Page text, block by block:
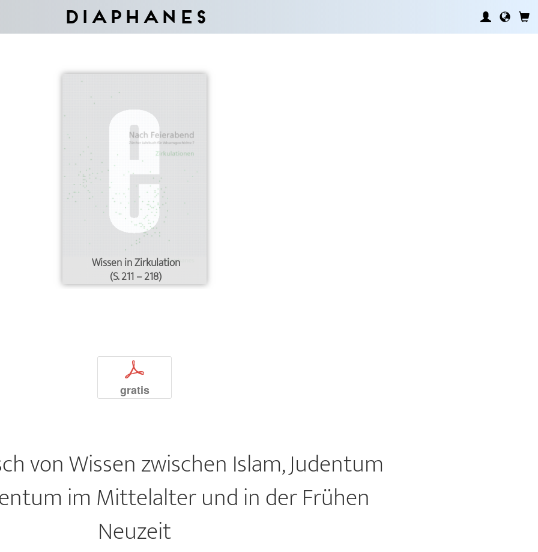
Diaphanes
Wissen in Zirkulation
(S. 211 – 218)
p
gratis
von Wissen zwischen Islam, Judentum
im Mittelalter und in der Frühen
Neuzeit